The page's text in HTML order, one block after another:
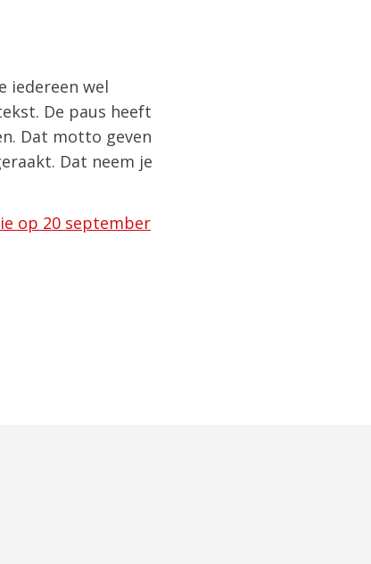
iedereen wel
De paus heeft
Dat motto geven
Dat neem je
op 20 september